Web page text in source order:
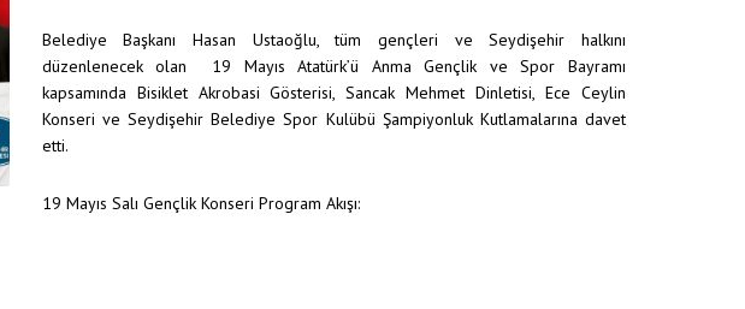
Belediye Başkanı Hasan Ustaoğlu, tüm gençleri ve Seydişehir halkını
düzenlenecek olan 19 Mayıs Atatürk’ü Anma Gençlik ve Spor Bayramı
kapsamında Bisiklet Akrobasi Gösterisi, Sancak Mehmet Dinletisi, Ece Ceylin
Konseri ve Seydişehir Belediye Spor Kulübü Şampiyonluk Kutlamalarına davet
etti.
19 Mayıs Salı Gençlik Konseri Program Akışı: